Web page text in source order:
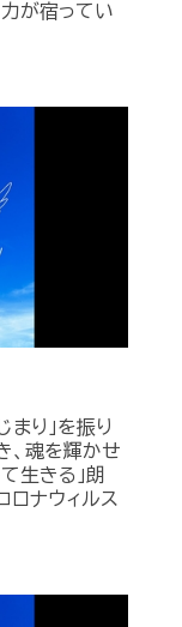
が宿ってい
まり」を振り
、魂を輝かせ
生きる」朗
ナウィルス